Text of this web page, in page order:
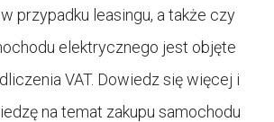
przypadku leasingu, a także czy
elektrycznego jest objęte
VAT. Dowiedz się więcej i
na temat zakupu samochodu